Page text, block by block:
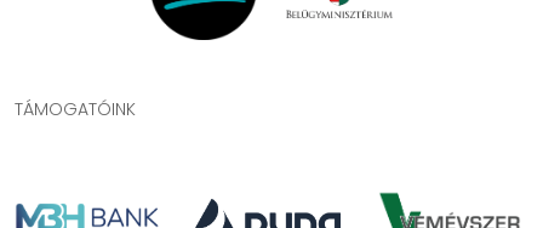
TÁMOGATÓINK